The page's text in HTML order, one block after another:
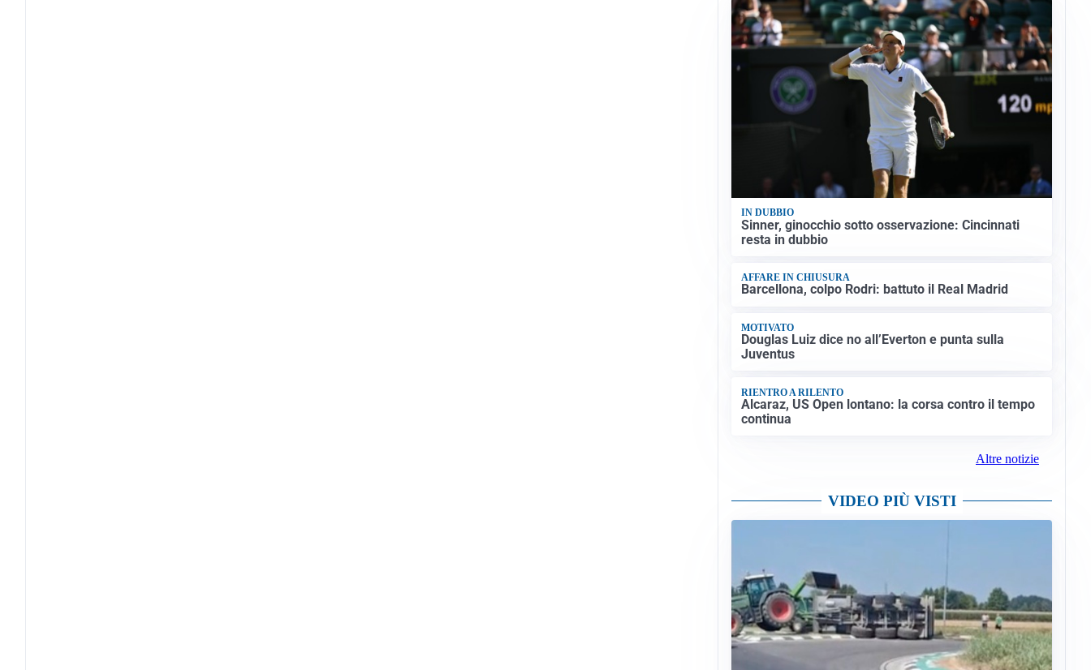
IN DUBBIO
Sinner, ginocchio sotto osservazione: Cincinnati
resta in dubbio
AFFARE IN CHIUSURA
Barcellona, colpo Rodri: battuto il Real Madrid
MOTIVATO
Douglas Luiz dice no all’Everton e punta sulla
Juventus
RIENTRO A RILENTO
Alcaraz, US Open lontano: la corsa contro il tempo
continua
Altre notizie
VIDEO PIÙ VISTI